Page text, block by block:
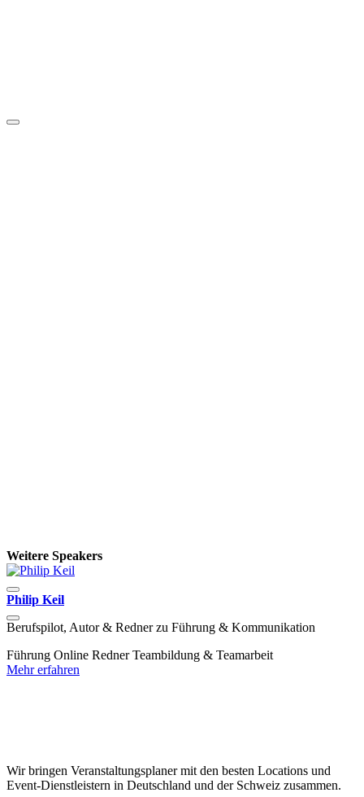
Weitere Speakers
Philip Keil
Berufspilot, Autor & Redner zu Führung & Kommunikation
Führung Online Redner Teambildung & Teamarbeit
Mehr erfahren
Wir bringen Veranstaltungsplaner mit den besten Locations und
Event-Dienstleistern in Deutschland und der Schweiz zusammen.